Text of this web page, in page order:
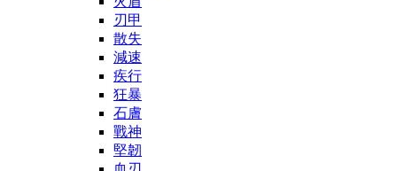
刃甲
散失
減速
疾行
狂暴
石膚
戰神
堅韌